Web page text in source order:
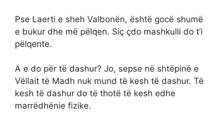
Pse Laerti e sheh Valbonën, është gocë shumë
e bukur dhe më pëlqen. Siç çdo mashkulli do t’i
pëlqente.
A e do për të dashur? Jo, sepse në shtëpinë e
Vëllait të Madh nuk mund të kesh të dashur. Të
kesh të dashur do të thotë të kesh edhe
marrëdhënie fizike.